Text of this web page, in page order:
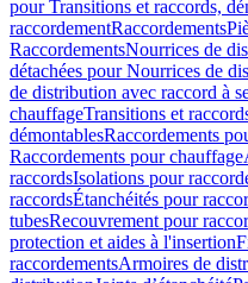
pour Transitions et raccords,
raccordementRaccordements
RaccordementsNourrices de
détachées pour Nourrices de
de distribution avec raccord à
chauffageTransitions et
démontablesRaccordements
Raccordements pour chauffage
raccordsIsolations pour
raccordsÉtanchéités pour
tubesRecouvrement pour
protection et aides à l'insertion
raccordementsArmoires de